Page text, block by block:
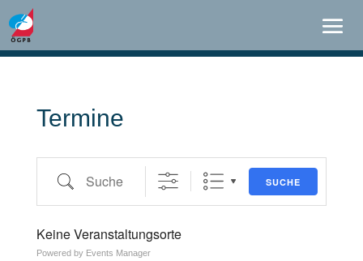
Termine
Suche SUCHE
Keine Veranstaltungsorte
Powered by Events Manager